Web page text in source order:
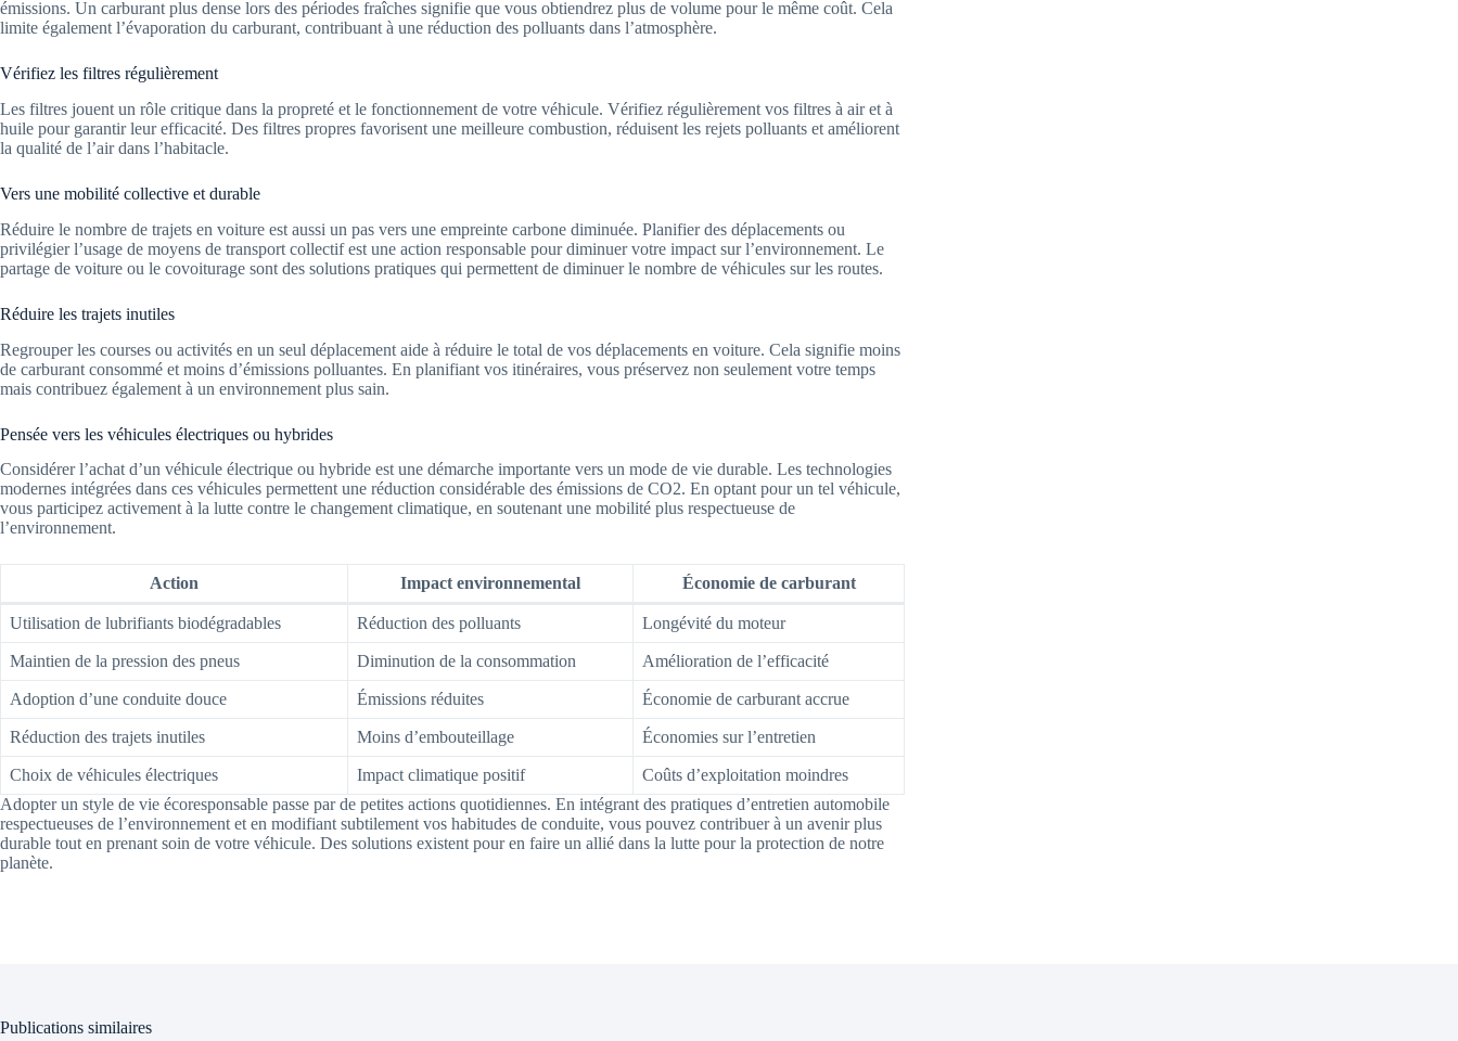
émissions. Un carburant plus dense lors des périodes fraîches signifie que vous obtiendrez plus de volume pour le même coût. Cela
limite également l’évaporation du carburant, contribuant à une réduction des polluants dans l’atmosphère.
Vérifiez les filtres régulièrement
Les filtres jouent un rôle critique dans la propreté et le fonctionnement de votre véhicule. Vérifiez régulièrement vos filtres à air et à
huile pour garantir leur efficacité. Des filtres propres favorisent une meilleure combustion, réduisent les rejets polluants et améliorent
la qualité de l’air dans l’habitacle.
Vers une mobilité collective et durable
Réduire le nombre de trajets en voiture est aussi un pas vers une empreinte carbone diminuée. Planifier des déplacements ou
privilégier l’usage de moyens de transport collectif est une action responsable pour diminuer votre impact sur l’environnement. Le
partage de voiture ou le covoiturage sont des solutions pratiques qui permettent de diminuer le nombre de véhicules sur les routes.
Réduire les trajets inutiles
Regrouper les courses ou activités en un seul déplacement aide à réduire le total de vos déplacements en voiture. Cela signifie moins
de carburant consommé et moins d’émissions polluantes. En planifiant vos itinéraires, vous préservez non seulement votre temps
mais contribuez également à un environnement plus sain.
Pensée vers les véhicules électriques ou hybrides
Considérer l’achat d’un véhicule électrique ou hybride est une démarche importante vers un mode de vie durable. Les technologies
modernes intégrées dans ces véhicules permettent une réduction considérable des émissions de CO2. En optant pour un tel véhicule,
vous participez activement à la lutte contre le changement climatique, en soutenant une mobilité plus respectueuse de
l’environnement.
Action Impact environnemental Économie de carburant
Utilisation de lubrifiants biodégradables Réduction des polluants Longévité du moteur
Maintien de la pression des pneus Diminution de la consommation Amélioration de l’efficacité
Adoption d’une conduite douce Émissions réduites Économie de carburant accrue
Réduction des trajets inutiles Moins d’embouteillage Économies sur l’entretien
Choix de véhicules électriques Impact climatique positif
Coûts d’exploitation moindres
Adopter un style de vie écoresponsable passe par de petites actions quotidiennes. En intégrant des pratiques d’entretien automobile
respectueuses de l’environnement et en modifiant subtilement vos habitudes de conduite, vous pouvez contribuer à un avenir plus
durable tout en prenant soin de votre véhicule. Des solutions existent pour en faire un allié dans la lutte pour la protection de notre
planète.
Publications similaires